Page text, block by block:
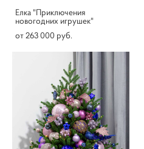
Елка "Приключения
новогодних игрушек"
от 263 000 pуб.